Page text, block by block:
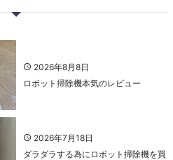
2026年8月8日
ロボット掃除機本気のレビュー
2026年7月18日
ダラダラする為にロボット掃除機を買